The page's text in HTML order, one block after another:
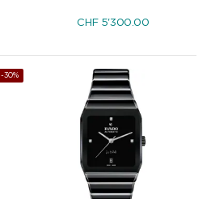
CHF5'300.00
-30%